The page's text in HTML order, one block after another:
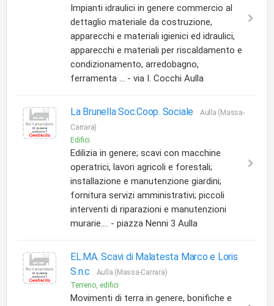
Impianti idraulici in genere commercio al
dettaglio materiale da costruzione,
apparecchi e materiali igienici ed idraulici,
apparecchi e materiali per riscaldamento e
condizionamento, arredobagno,
ferramenta ... - via I. Cocchi Aulla
La Brunella Soc.Coop. Sociale
Aulla (Massa-
Carrara)
Edifici
Edilizia in genere; scavi con macchine
operatrici, lavori agricoli e forestali;
installazione e manutenzione giardini;
fornitura servizi amministrativi; piccoli
interventi di riparazioni e manutenzioni
murarie.... - piazza Nenni 3 Aulla
EL.MA. Scavi di Malatesta Marco e Loris
S.n.c
Aulla (Massa-Carrara)
Terreno, edifici
Movimenti di terra in genere, bonifiche e